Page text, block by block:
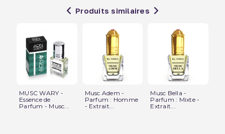
Produits similaires
MUSC WARY -
Essence de
Parfum - Musc...
Musc Adem -
Parfum : Homme
- Extrait...
Musc Bella -
Parfum : Mixte -
Extrait...